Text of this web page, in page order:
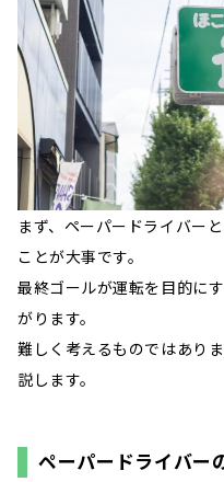
まず、ペーパードライバー
ことが大事です。
最終ゴールが運転を目的に
がります。
難しく考えるものではあり
説します。
ペーパードライバー